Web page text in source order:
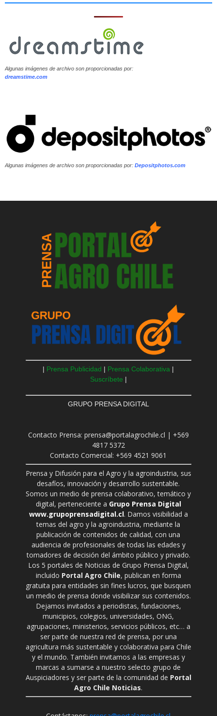
Algunas imágenes de archivo son proporcionadas por:
dreamstime.com
Algunas imágenes de archivo son proporcionadas por: Depositphotos.com
| Prensa Publicidad | Prensa Colaborativa |
Suscríbete |
GRUPO PRENSA DIGITAL
Contacto Prensa: prensa@portalagrochile.cl | +569
4817 5372
Contacto Comercial: +569 4521 9061
Prensa y Difusión para el Agro y la agroindustria, sus
desafíos, innovación y desarrollo sustentable.
Somos un medio de prensa colaborativo, temático y
digital, perteneciente a Grupo Prensa Digital
www.grupoprensadigital.cl. Damos visibilidad a
temas del agro y la agroindustria, mediante la
publicación de contenidos de calidad, con una
audiencia de profesionales de todas las edades y
tomadores de decisión del ámbito público y privado.
Los 5 portales de Noticias de Grupo Prensa Digital,
incluido Portal Agro Chile, publican en forma
gratuita para entidades sin fines lucros, que busquen
un medio de prensa donde visibilizar sus contenidos.
Dejamos invitados a periodistas, fundaciones,
municipios, colegios, universidades, ONG,
agrupaciones, ministerios, servicios públicos, etc… a
ser parte de nuestra red de prensa, por una
agricultura más sustentable y colaborativa para Chile
y el mundo. También invitamos a las empresas y
marcas a sumarse a nuestro selecto grupo de
Auspiciadores y ser parte de la comunidad de Portal
Agro Chile Noticias.